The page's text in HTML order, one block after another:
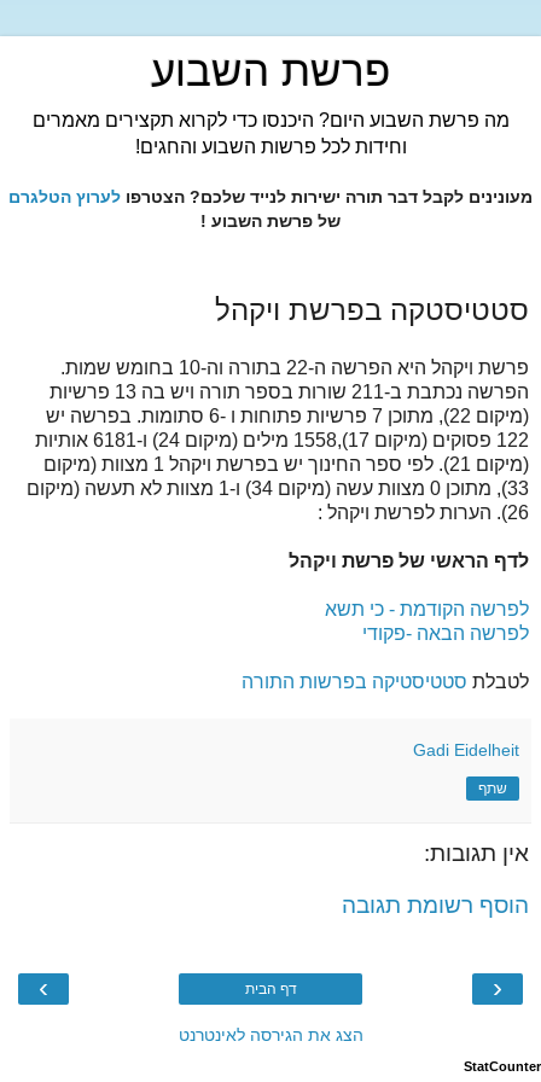
פרשת השבוע
מה פרשת השבוע היום? היכנסו כדי לקרוא תקצירים מאמרים
וחידות לכל פרשות השבוע והחגים!
מעונינים לקבל דבר תורה ישירות לנייד שלכם? הצטרפו לערוץ הטלגרם
של פרשת השבוע !
סטטיסטקה בפרשת ויקהל
פרשת ויקהל היא הפרשה ה-22 בתורה וה-10 בחומש שמות.
הפרשה נכתבת ב-211 שורות בספר תורה ויש בה 13 פרשיות
(מיקום 22), מתוכן 7 פרשיות פתוחות ו -6 סתומות. בפרשה יש
122 פסוקים (מיקום 17),1558 מילים (מיקום 24) ו-6181 אותיות
(מיקום 21). לפי ספר החינוך יש בפרשת ויקהל 1 מצוות (מיקום
33), מתוכן 0 מצוות עשה (מיקום 34) ו-1 מצוות לא תעשה (מיקום
26). הערות לפרשת ויקהל :
לדף הראשי של פרשת ויקהל
לפרשה הקודמת - כי תשא
לפרשה הבאה -פקודי
לטבלת סטטיסטיקה בפרשות התורה
Gadi Eidelheit
שתף
אין תגובות:
הוסף רשומת תגובה
‹
› דף הבית
הצג את הגירסה לאינטרנט
StatCounter